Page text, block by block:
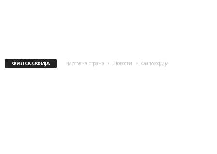
ФИЛОСОФИЈА Насловна страна Новости Философија